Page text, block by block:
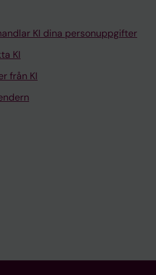
KI dina personuppgifter
KI
från KI